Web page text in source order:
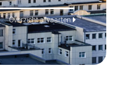
Overzicht afvaarten